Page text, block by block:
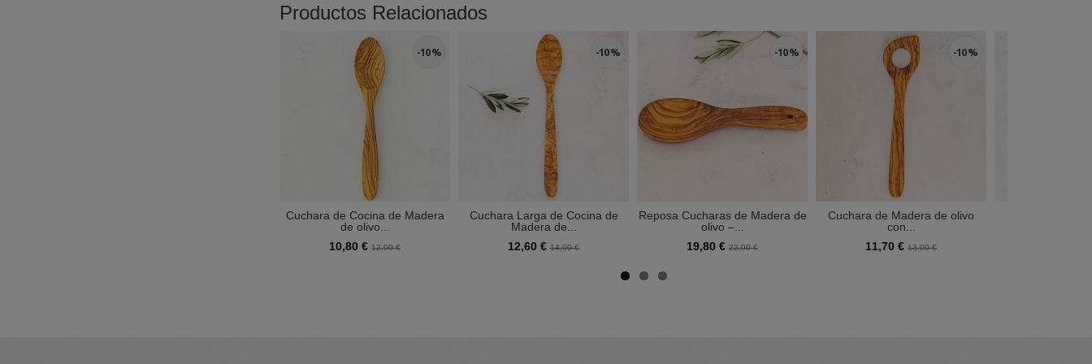
Productos Relacionados
-10 %
Cuchara de Cocina de Madera
de olivo...
10,80 € 12,00 €
-10 %
Cuchara Larga de Cocina de
Madera de...
12,60 € 14,00 €
-10 %
Reposa Cucharas de Madera de
olivo –...
19,80 € 22,00 €
-10 %
Cuchara de Madera de olivo
con...
11,70 € 13,00 €